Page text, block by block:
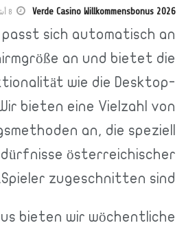
Verde Casino 8 أشهر ago
passt sich
an und
Funktionalität wie die
Wir bieten eine
an, die
Bedürfnisse
Spieler zugeschnitten
hinaus bieten wir